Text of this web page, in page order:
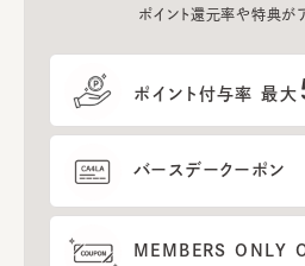
ポイント還元率や特典がア
ポイント付与率 最大
バースデークーポン
MEMBERS ONLY